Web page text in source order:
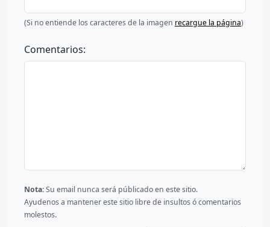
(Si no entiende los caracteres de la imagen recargue la página)
Comentarios:
Nota:Su email nunca será públicado en este sitio.
Ayudenos a mantener este sitio libre de insultos ó comentarios
molestos.